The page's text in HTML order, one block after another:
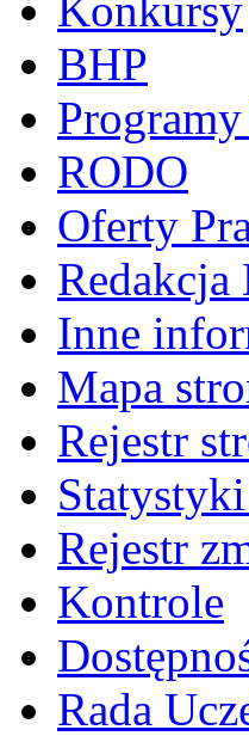
BHP
RODO
Oferty
Redakcja
Inne
Mapa
Rejestr
Rejestr
Kontrole
Rada